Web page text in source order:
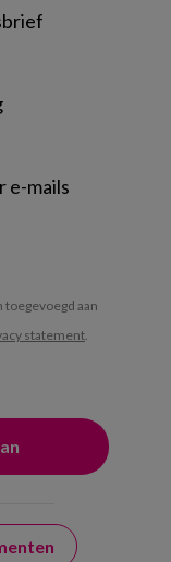
e-mails
aan
statement.